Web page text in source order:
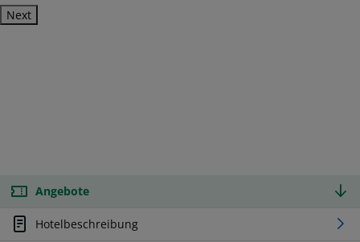
Next
Angebote
Hotelbeschreibung